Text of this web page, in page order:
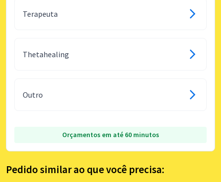
Terapeuta
Thetahealing
Outro
Orçamentos em até 60 minutos
Pedido similar ao que você precisa: